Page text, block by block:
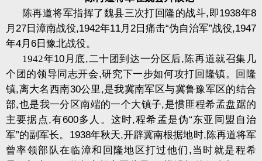
陈再道将军指挥了魏县三次打回隆的战斗,即1938年8
月 27 日漳南战役,1942年11月 2 日痛击“伪自治军”战役,1947
年4月 6 日豫北战役。
1942年10 月底,二十团到达一分区后,陈再道就召集几
个团的领导同志开会,研究下一步如何攻打回隆镇。回隆
镇,离大名西南30公里 ,是我冀南军区与冀鲁豫军区的结合
部,也是我一分区南端的一个大镇子,是惯匪程希孟盘踞的
主要据点,有600多人。这时,程希孟是伪“东亚同盟自治
军”的副军长。 1938年秋天,开辟冀南根据地时,陈再道将军
曾率领部队在临漳和回隆地区打过他们 ,当时就是程希